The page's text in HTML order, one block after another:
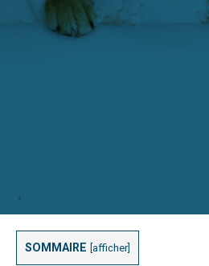
SOMMAIRE afficher